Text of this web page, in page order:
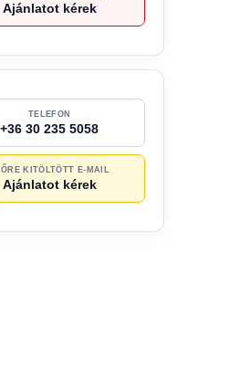
Ajánlatot kérek
TELEFON
+36 30 235 5058
KITÖLTÖTT E-MAIL
Ajánlatot kérek